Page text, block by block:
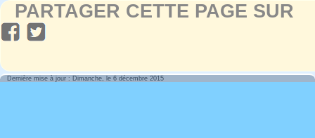
PARTAGER CETTE PAGE SUR
Dernière mise à jour : Dimanche, le 6 décembre 2015